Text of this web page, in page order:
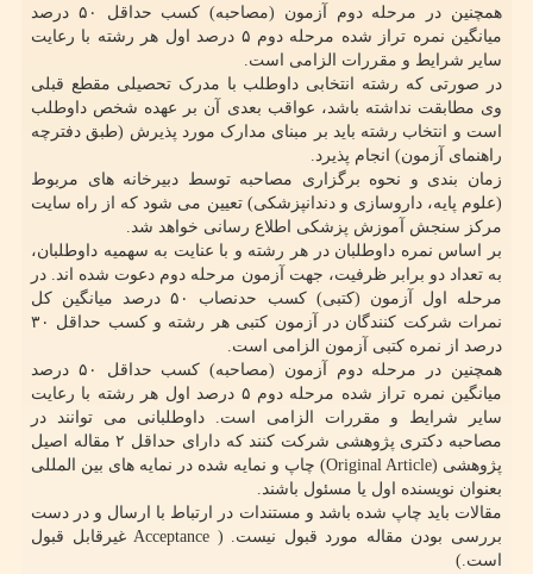
همچنین در مرحله دوم آزمون (مصاحبه) کسب حداقل ۵۰ درصد
میانگین نمره تراز شده مرحله دوم ۵ درصد اول هر رشته با رعایت
سایر شرایط و مقررات الزامی است.
در صورتی که رشته انتخابی داوطلب با مدرک تحصیلی مقطع قبلی
وی مطابقت نداشته باشد، عواقب بعدی آن بر عهده شخص داوطلب
است و انتخاب رشته باید بر مبنای مدارک مورد پذیرش (طبق دفترچه
راهنمای آزمون) انجام پذیرد.
زمان بندی و نحوه برگزاری مصاحبه توسط دبیرخانه های مربوط
(علوم پایه، داروسازی و دندانپزشکی) تعیین می شود که از راه سایت
مرکز سنجش آموزش پزشکی اطلاع رسانی خواهد شد.
بر اساس نمره داوطلبان در هر رشته و با عنایت به سهمیه داوطلبان،
به تعداد دو برابر ظرفیت، جهت آزمون مرحله دوم دعوت شده اند. در
مرحله اول آزمون (کتبی) کسب حدنصاب ۵۰ درصد میانگین کل
نمرات شرکت کنندگان در آزمون کتبی هر رشته و کسب حداقل ۳۰
درصد از نمره کتبی آزمون الزامی است.
همچنین در مرحله دوم آزمون (مصاحبه) کسب حداقل ۵۰ درصد
میانگین نمره تراز شده مرحله دوم ۵ درصد اول هر رشته با رعایت
سایر شرایط و مقررات الزامی است. داوطلبانی می توانند در
مصاحبه دکتری پژوهشی شرکت کنند که دارای حداقل ۲ مقاله اصیل
پژوهشی (Original Article) چاپ و نمایه شده در نمایه های بین المللی
بعنوان نویسنده اول یا مسئول باشند.
مقالات باید چاپ شده باشد و مستندات در ارتباط با ارسال و در دست
بررسی بودن مقاله مورد قبول نیست. ( Acceptance غیرقابل قبول
است.)